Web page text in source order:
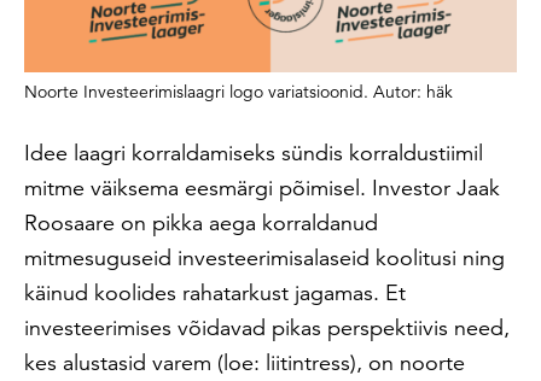
Noorte Investeerimislaagri logo variatsioonid. Autor: häk
Idee laagri korraldamiseks sündis korraldustiimil
mitme väiksema eesmärgi põimisel. Investor Jaak
Roosaare on pikka aega korraldanud
mitmesuguseid investeerimisalaseid koolitusi ning
käinud koolides rahatarkust jagamas. Et
investeerimises võidavad pikas perspektiivis need,
kes alustasid varem (loe: liitintress), on noorte